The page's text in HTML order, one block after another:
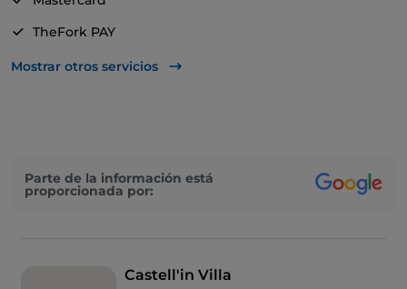
TheFork PAY
UnionPay via TheFork PAY
Baño para inválidos
Mostrar otros servicios
Parte de la información está
proporcionada por:
Castell'in Villa